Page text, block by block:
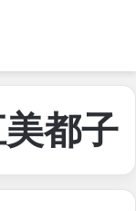
都子